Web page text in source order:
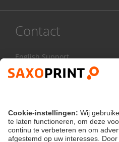
Contact
English Support
Contactformulier